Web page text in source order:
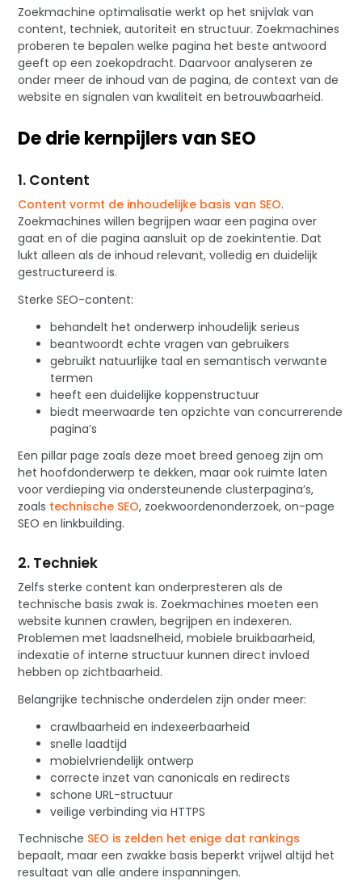
Zoekmachine optimalisatie werkt op het snijvlak van
content, techniek, autoriteit en structuur. Zoekmachines
proberen te bepalen welke pagina het beste antwoord
geeft op een zoekopdracht. Daarvoor analyseren ze
onder meer de inhoud van de pagina, de context van de
website en signalen van kwaliteit en betrouwbaarheid.
De drie kernpijlers van SEO
1. Content
Content vormt de inhoudelijke basis van SEO.
Zoekmachines willen begrijpen waar een pagina over
gaat en of die pagina aansluit op de zoekintentie. Dat
lukt alleen als de inhoud relevant, volledig en duidelijk
gestructureerd is.
Sterke SEO-content:
behandelt het onderwerp inhoudelijk serieus
beantwoordt echte vragen van gebruikers
gebruikt natuurlijke taal en semantisch verwante
termen
heeft een duidelijke koppenstructuur
biedt meerwaarde ten opzichte van concurrerende
pagina’s
Een pillar page zoals deze moet breed genoeg zijn om
het hoofdonderwerp te dekken, maar ook ruimte laten
voor verdieping via ondersteunende clusterpagina’s,
zoals technische SEO, zoekwoordenonderzoek, on-page
SEO en linkbuilding.
2. Techniek
Zelfs sterke content kan onderpresteren als de
technische basis zwak is. Zoekmachines moeten een
website kunnen crawlen, begrijpen en indexeren.
Problemen met laadsnelheid, mobiele bruikbaarheid,
indexatie of interne structuur kunnen direct invloed
hebben op zichtbaarheid.
Belangrijke technische onderdelen zijn onder meer:
crawlbaarheid en indexeerbaarheid
snelle laadtijd
mobielvriendelijk ontwerp
correcte inzet van canonicals en redirects
schone URL-structuur
veilige verbinding via HTTPS
Technische SEO is zelden het enige dat rankings
bepaalt, maar een zwakke basis beperkt vrijwel altijd het
resultaat van alle andere inspanningen.